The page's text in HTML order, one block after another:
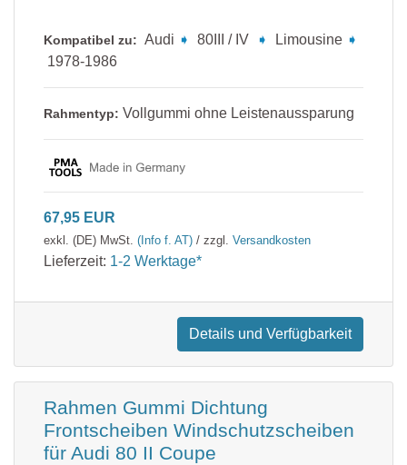
Kompatibel zu: Audi ➧ 80III / IV ➧ Limousine ➧
1978-1986
Rahmentyp: Vollgummi ohne Leistenaussparung
67,95 EUR
exkl. (DE) MwSt. (Info f. AT) / zzgl. Versandkosten
Lieferzeit: 1-2 Werktage*
Details und Verfügbarkeit
Rahmen Gummi Dichtung
Frontscheiben Windschutzscheiben
für Audi 80 II Coupe